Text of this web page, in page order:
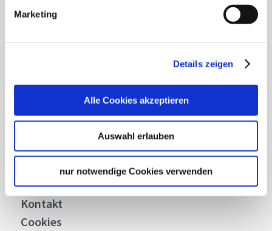
Marketing
Details zeigen
Alle Cookies akzeptieren
Auswahl erlauben
nur notwendige Cookies verwenden
Über uns
Stuttgart Convention Bureau
Allgemeine Geschäftsbedingungen
Datenschutz
Widerruf
Kontakt
Cookies